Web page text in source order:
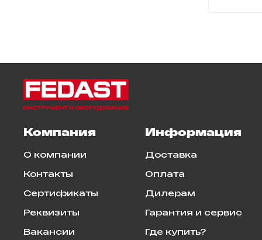
Компания
О компании
Контакты
Сертификаты
Реквизиты
Вакансии
Информация
Доставка
Оплата
Дилерам
Гарантия и сервис
Где купить?